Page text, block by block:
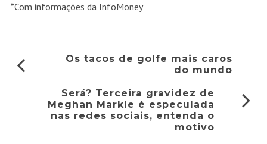
*Com informações da InfoMoney
Os tacos de golfe mais caros
do mundo
Será? Terceira gravidez de
Meghan Markle é especulada
nas redes sociais, entenda o
motivo